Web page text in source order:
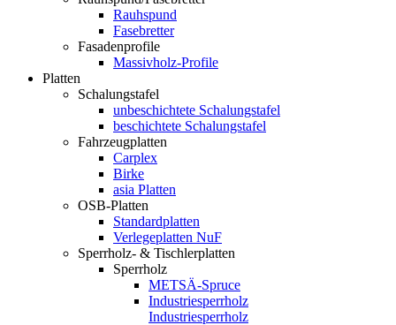
Rauhspund
Fasebretter
Fasadenprofile
Massivholz-Profile
Platten
Schalungstafel
unbeschichtete Schalungstafel
beschichtete Schalungstafel
Fahrzeugplatten
Carplex
Birke
asia Platten
OSB-Platten
Standardplatten
Verlegeplatten NuF
Sperrholz- & Tischlerplatten
Sperrholz
METSÄ-Spruce
Industriesperrholz
Industriesperrholz